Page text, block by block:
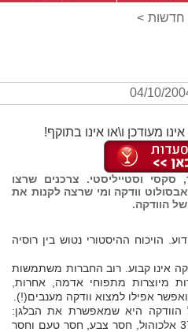
חדשות >
04/10/
מעודכן ו\או אינו בתוקף!
וסטייליסטי. צרכנים שרצו
וודקה ומי שרצה לקנות את
הוודקה.
הויכוח ההיסטורי נטוש בין רוסיה
אינו קבוע. רוב החברות משתמשות
מיוצרות מתפוחי אדמה, אחרות,
אפילו למצוא וודקה מענבים(!).
היא שמאפשרת את הבלגן:
משקה מזוקק שמכיל מינימום 37% אלכוהול, חסר צבע, חסר טעם וחסר